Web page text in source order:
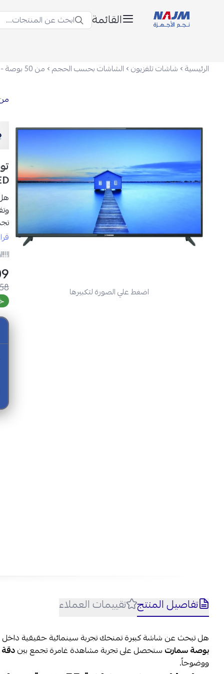
القائمة ابحث عن المنتجات...
الرئيسية شاشات تلفزيون الشاشات بحسب الحجم من 50 بوصة - 80 بوصة
اضغط علي الصورة لتكبيرها
من 50 بوصة
1- هل تدعم الشاشة تطبيقات البث مثل Netflix وYouTube؟
تفاصيل المنتج تقييمات العملاء
هل تبحث عن شاشة كبيرة تمنحك تجربة سينمائية حقيقية داخل
بوصة سمارت ستحصل على تجربة مشاهدة غامرة تجمع بيندقة 4K UHD والأداء الذكي
ووضوحاً.